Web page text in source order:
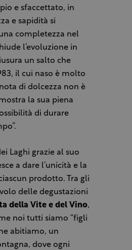
e sfaccettato, in
e sapidità si
completezza nel
l’evoluzione in
un salto che
il cui naso è molto
di dolcezza non è
la sua piena
di durare
Laghi grazie al suo
a dare l’unicità e la
prodotto. Tra gli
delle degustazioni
della Vite e del Vino,
noi tutti siamo “figli
abitiamo, un
dove ogni